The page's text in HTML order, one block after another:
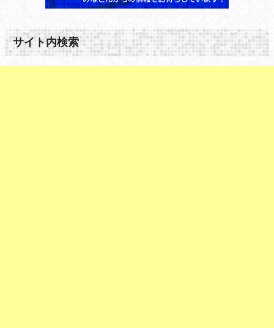
サイト内検索